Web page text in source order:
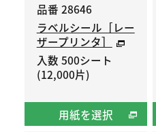
品番 28646
ラベルシール［レー
ザープリンタ］
入数 500シート
(12,000片)
用紙を選択